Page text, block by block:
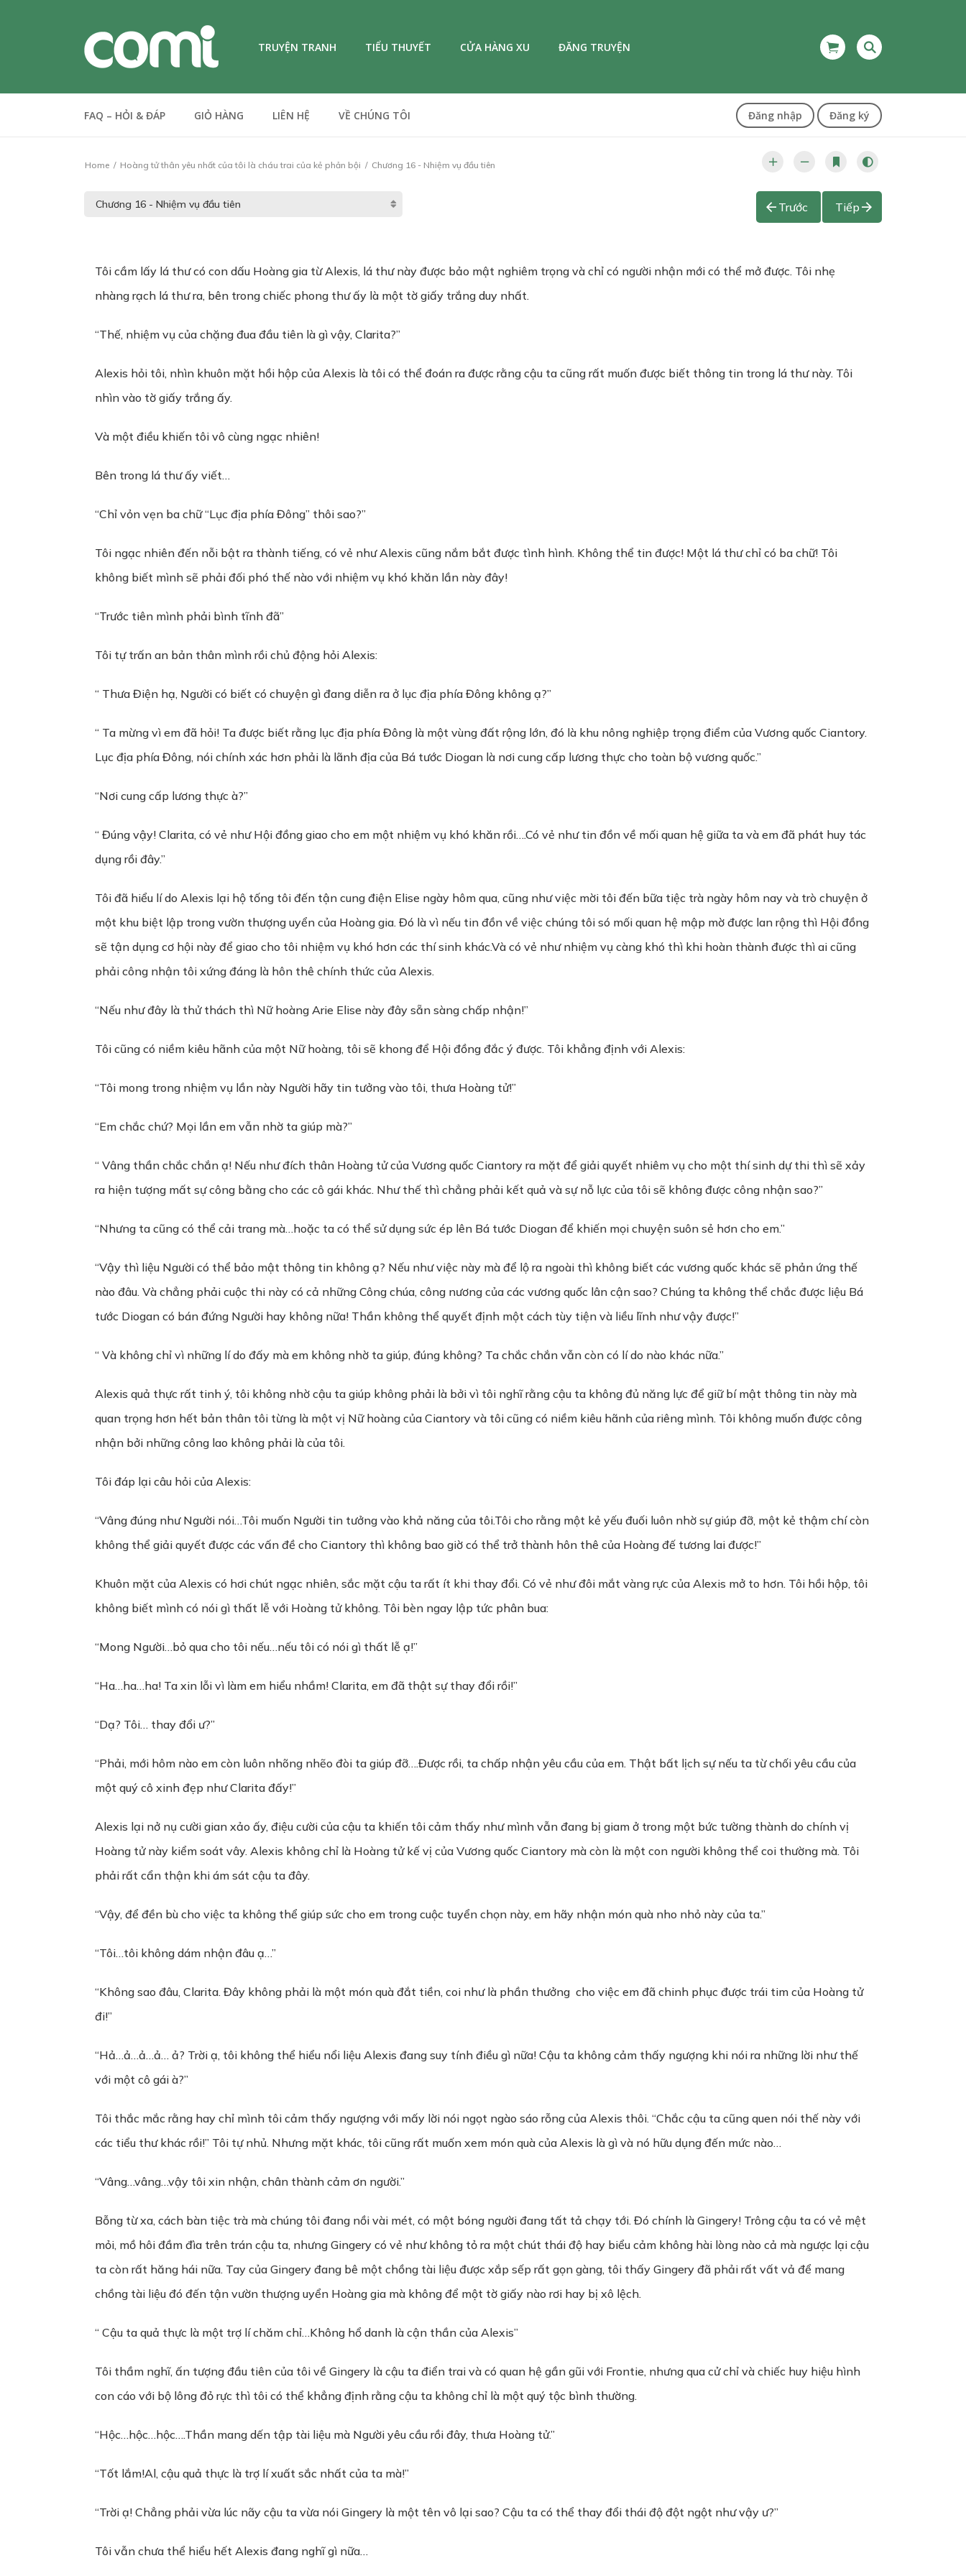
TRUYỆN TRANH TIỂU THUYẾT CỬA HÀNG XU ĐĂNG TRUYỆN
FAQ – HỎI & ĐÁP GIỎ HÀNG LIÊN HỆ VỀ CHÚNG TÔI Đăng nhập Đăng ký
Home Hoàng tử thân yêu nhất của tôi là cháu trai của kẻ phản bội Chương 16 - Nhiệm vụ đầu tiên
Trước Tiếp
Tôi cầm lấy lá thư có con dấu Hoàng gia từ Alexis, lá thư này được bảo mật nghiêm trọng và chỉ có người nhận mới có thể mở được. Tôi nhẹ
nhàng rạch lá thư ra, bên trong chiếc phong thư ấy là một tờ giấy trắng duy nhất.
“Thế, nhiệm vụ của chặng đua đầu tiên là gì vậy, Clarita?”
Alexis hỏi tôi, nhìn khuôn mặt hồi hộp của Alexis là tôi có thể đoán ra được rằng cậu ta cũng rất muốn được biết thông tin trong lá thư này. Tôi
nhìn vào tờ giấy trắng ấy.
Và một điều khiến tôi vô cùng ngạc nhiên!
Bên trong lá thư ấy viết…
“Chỉ vỏn vẹn ba chữ “Lục địa phía Đông” thôi sao?”
Tôi ngạc nhiên đến nỗi bật ra thành tiếng, có vẻ như Alexis cũng nắm bắt được tình hình. Không thể tin được! Một lá thư chỉ có ba chữ! Tôi
không biết mình sẽ phải đối phó thế nào với nhiệm vụ khó khăn lần này đây!
“Trước tiên mình phải bình tĩnh đã”
Tôi tự trấn an bản thân mình rồi chủ động hỏi Alexis:
“ Thưa Điện hạ, Người có biết có chuyện gì đang diễn ra ở lục địa phía Đông không ạ?”
“ Ta mừng vì em đã hỏi! Ta được biết rằng lục địa phía Đông là một vùng đất rộng lớn, đó là khu nông nghiệp trọng điểm của Vương quốc Ciantory.
Lục địa phía Đông, nói chính xác hơn phải là lãnh địa của Bá tước Diogan là nơi cung cấp lương thực cho toàn bộ vương quốc.”
“Nơi cung cấp lương thực à?”
“ Đúng vậy! Clarita, có vẻ như Hội đồng giao cho em một nhiệm vụ khó khăn rồi….Có vẻ như tin đồn về mối quan hệ giữa ta và em đã phát huy tác
dụng rồi đây.”
Tôi đã hiểu lí do Alexis lại hộ tống tôi đến tận cung điện Elise ngày hôm qua, cũng như việc mời tôi đến bữa tiệc trà ngày hôm nay và trò chuyện ở
một khu biệt lập trong vườn thượng uyển của Hoàng gia. Đó là vì nếu tin đồn về việc chúng tôi só mối quan hệ mập mờ được lan rộng thì Hội đồng
sẽ tận dụng cơ hội này để giao cho tôi nhiệm vụ khó hơn các thí sinh khác.Và có vẻ như nhiệm vụ càng khó thì khi hoàn thành được thì ai cũng
phải công nhận tôi xứng đáng là hôn thê chính thức của Alexis.
“Nếu như đây là thử thách thì Nữ hoàng Arie Elise này đây sẵn sàng chấp nhận!”
Tôi cũng có niềm kiêu hãnh của một Nữ hoàng, tôi sẽ khong để Hội đồng đắc ý được. Tôi khẳng định với Alexis:
“Tôi mong trong nhiệm vụ lần này Người hãy tin tưởng vào tôi, thưa Hoàng tử!”
“Em chắc chứ? Mọi lần em vẫn nhờ ta giúp mà?”
“ Vâng thần chắc chắn ạ! Nếu như đích thân Hoàng tử của Vương quốc Ciantory ra mặt để giải quyết nhiêm vụ cho một thí sinh dự thi thì sẽ xảy
ra hiện tượng mất sự công bằng cho các cô gái khác. Như thế thì chẳng phải kết quả và sự nỗ lực của tôi sẽ không được công nhận sao?”
“Nhưng ta cũng có thể cải trang mà…hoặc ta có thể sử dụng sức ép lên Bá tước Diogan để khiến mọi chuyện suôn sẻ hơn cho em.”
“Vậy thì liệu Người có thể bảo mật thông tin không ạ? Nếu như việc này mà để lộ ra ngoài thì không biết các vương quốc khác sẽ phản ứng thế
nào đâu. Và chẳng phải cuộc thi này có cả những Công chúa, công nương của các vương quốc lân cận sao? Chúng ta không thể chắc được liệu Bá
tước Diogan có bán đứng Người hay không nữa! Thần không thể quyết định một cách tùy tiện và liều lĩnh như vậy được!”
“ Và không chỉ vì những lí do đấy mà em không nhờ ta giúp, đúng không? Ta chắc chắn vẫn còn có lí do nào khác nữa.”
Alexis quả thực rất tinh ý, tôi không nhờ cậu ta giúp không phải là bởi vì tôi nghĩ rằng cậu ta không đủ năng lực để giữ bí mật thông tin này mà
quan trọng hơn hết bản thân tôi từng là một vị Nữ hoàng của Ciantory và tôi cũng có niềm kiêu hãnh của riêng mình. Tôi không muốn được công
nhận bởi những công lao không phải là của tôi.
Tôi đáp lại câu hỏi của Alexis:
“Vâng đúng như Người nói…Tôi muốn Người tin tưởng vào khả năng của tôi.Tôi cho rằng một kẻ yếu đuối luôn nhờ sự giúp đỡ, một kẻ thậm chí còn
không thể giải quyết được các vấn đề cho Ciantory thì không bao giờ có thể trở thành hôn thê của Hoàng đế tương lai được!”
Khuôn mặt của Alexis có hơi chút ngạc nhiên, sắc mặt cậu ta rất ít khi thay đổi. Có vẻ như đôi mắt vàng rực của Alexis mở to hơn. Tôi hồi hộp, tôi
không biết mình có nói gì thất lễ với Hoàng tử không. Tôi bèn ngay lập tức phân bua:
“Mong Người…bỏ qua cho tôi nếu…nếu tôi có nói gì thất lễ ạ!”
“Ha…ha…ha! Ta xin lỗi vì làm em hiểu nhầm! Clarita, em đã thật sự thay đổi rồi!”
“Dạ? Tôi… thay đổi ư?”
“Phải, mới hôm nào em còn luôn nhõng nhẽo đòi ta giúp đỡ….Được rồi, ta chấp nhận yêu cầu của em. Thật bất lịch sự nếu ta từ chối yêu cầu của
một quý cô xinh đẹp như Clarita đấy!”
Alexis lại nở nụ cười gian xảo ấy, điệu cười của cậu ta khiến tôi cảm thấy như mình vẫn đang bị giam ở trong một bức tường thành do chính vị
Hoàng tử này kiểm soát vây. Alexis không chỉ là Hoàng tử kế vị của Vương quốc Ciantory mà còn là một con người không thể coi thường mà. Tôi
phải rất cẩn thận khi ám sát cậu ta đây.
“Vậy, để đền bù cho việc ta không thể giúp sức cho em trong cuộc tuyển chọn này, em hãy nhận món quà nho nhỏ này của ta.”
“Tôi…tôi không dám nhận đâu ạ…”
“Không sao đâu, Clarita. Đây không phải là một món quà đắt tiền, coi như là phần thưởng cho việc em đã chinh phục được trái tim của Hoàng tử
đi!”
“Hả…ả…ả…ả… ả? Trời ạ, tôi không thể hiểu nổi liệu Alexis đang suy tính điều gì nữa! Cậu ta không cảm thấy ngượng khi nói ra những lời như thế
với một cô gái à?”
Tôi thắc mắc rằng hay chỉ mình tôi cảm thấy ngượng với mấy lời nói ngọt ngào sáo rỗng của Alexis thôi. “Chắc cậu ta cũng quen nói thế này với
các tiểu thư khác rồi!” Tôi tự nhủ. Nhưng mặt khác, tôi cũng rất muốn xem món quà của Alexis là gì và nó hữu dụng đến mức nào…
“Vâng…vâng…vậy tôi xin nhận, chân thành cảm ơn người.”
Bỗng từ xa, cách bàn tiệc trà mà chúng tôi đang nồi vài mét, có một bóng người đang tất tả chạy tới. Đó chính là Gingery! Trông cậu ta có vẻ mệt
mỏi, mồ hôi đầm đìa trên trán cậu ta, nhưng Gingery có vẻ như không tỏ ra một chút thái độ hay biểu cảm không hài lòng nào cả mà ngược lại cậu
ta còn rất hăng hái nữa. Tay của Gingery đang bê một chồng tài liệu được xắp sếp rất gọn gàng, tôi thấy Gingery đã phải rất vất vả để mang
chồng tài liệu đó đến tận vườn thượng uyển Hoàng gia mà không để một tờ giấy nào rơi hay bị xô lệch.
“ Cậu ta quả thực là một trợ lí chăm chỉ…Không hổ danh là cận thần của Alexis”
Tôi thầm nghĩ, ấn tượng đầu tiên của tôi về Gingery là cậu ta điển trai và có quan hệ gần gũi với Frontie, nhưng qua cử chỉ và chiếc huy hiệu hình
con cáo với bộ lông đỏ rực thì tôi có thể khẳng định rằng cậu ta không chỉ là một quý tộc bình thường.
“Hộc…hộc…hộc….Thần mang dến tập tài liệu mà Người yêu cầu rồi đây, thưa Hoàng tử.”
“Tốt lắm!Al, cậu quả thực là trợ lí xuất sắc nhất của ta mà!”
“Trời ạ! Chẳng phải vừa lúc nãy cậu ta vừa nói Gingery là một tên vô lại sao? Cậu ta có thể thay đổi thái độ đột ngột như vậy ư?”
Tôi vẫn chưa thể hiểu hết Alexis đang nghĩ gì nữa…